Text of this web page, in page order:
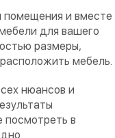
и вместе
для вашего
размеры,
мебель.
нюансов и
посмотреть в